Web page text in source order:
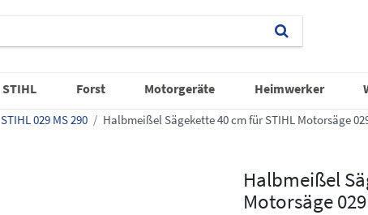
STIHL Forst Motorgeräte Heimwerker
STIHL 029 MS 290 Halbmeißel Sägekette 40 cm für STIHL Motorsäge
Halbmeißel
Motorsäge